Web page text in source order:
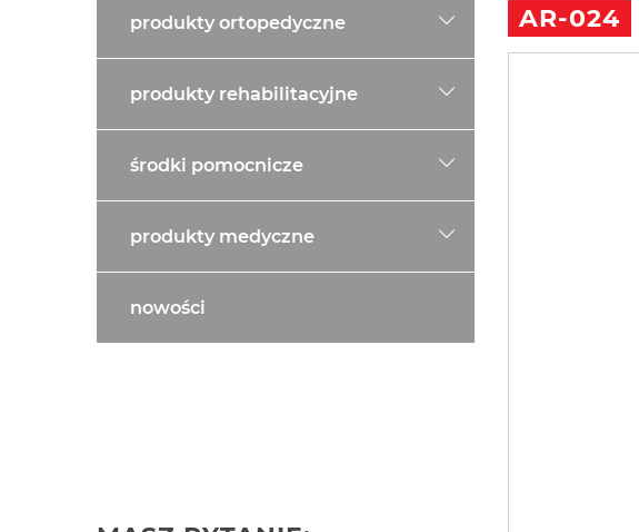
produkty ortopedyczne
produkty rehabilitacyjne
środki pomocnicze
produkty medyczne
nowości
AR-024